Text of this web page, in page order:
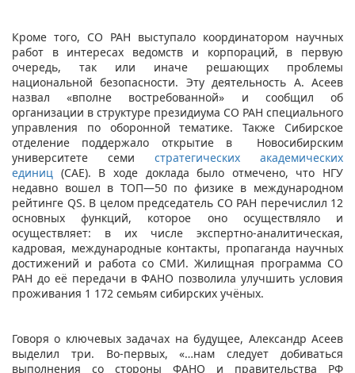
Кроме того, СО РАН выступало координатором научных
работ в интересах ведомств и корпораций, в первую
очередь, так или иначе решающих проблемы
национальной безопасности. Эту деятельность А. Асеев
назвал «вполне востребованной» и сообщил об
организации в структуре президиума СО РАН специального
управления по оборонной тематике. Также Сибирское
отделение поддержало открытие в Новосибирским
университете семи стратегических академических
единиц (САЕ). В ходе доклада было отмечено, что НГУ
недавно вошел в ТОП—50 по физике в международном
рейтинге QS. В целом председатель СО РАН перечислил 12
основных функций, которое оно осуществляло и
осуществляет: в их числе экспертно-аналитическая,
кадровая, международные контакты, пропаганда научных
достижений и работа со СМИ. Жилищная программа СО
РАН до её передачи в ФАНО позволила улучшить условия
проживания 1 172 семьям сибирских учёных.
Говоря о ключевых задачах на будущее, Александр Асеев
выделил три. Во-первых, «…нам следует добиваться
выполнения со стороны ФАНО и правительства РФ